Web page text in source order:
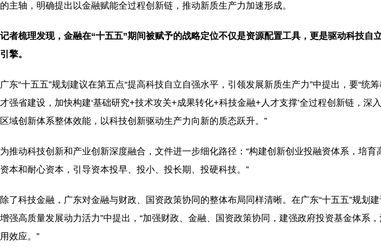
的主轴，明确提出以金融赋能全过程创新链，推动新质生产力加速形成。
记者梳理发现，金融在“十五五”期间被赋予的战略定位不仅是资源配置工具，更是驱动科技自
引擎。
广东“十五五”规划建议在第五点“提高科技自立自强水平，引领发展新质生产力”中提出，要“统
才强省建设，加快构建‘基础研究+技术攻关+成果转化+科技金融+人才支撑’全过程创新链，深
区域创新体系整体效能，以科技创新驱动生产力向新的质态跃升。”
为推动科技创新和产业创新深度融合，文件进一步细化路径：“构建创新创业投融资体系，培
资本和耐心资本，引导资本投早、投小、投长期、投硬科技。”
除了科技金融，广东对金融与财政、国资政策协同的整体布局同样清晰。在广东“十五五”规划
增强高质量发展动力活力”中提出，“加强财政、金融、国资政策协同，建强政府投资基金体系，
用效应。”